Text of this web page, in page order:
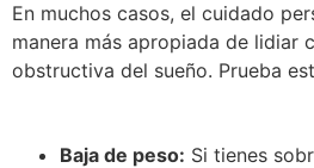
En muchos casos, el cuidado
manera más apropiada de lidiar
obstructiva del sueño. Prueba
Baja de peso: Si tienes